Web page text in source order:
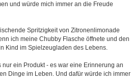
und würde mich immer an die Freude
Spritzigkeit von Zitronenlimonade
ich meine Chubby Flasche öffnete und den
Kind im Spielzeugladen des Lebens.
ein Produkt - es war eine Erinnerung an
Dinge im Leben. Und dafür würde ich immer